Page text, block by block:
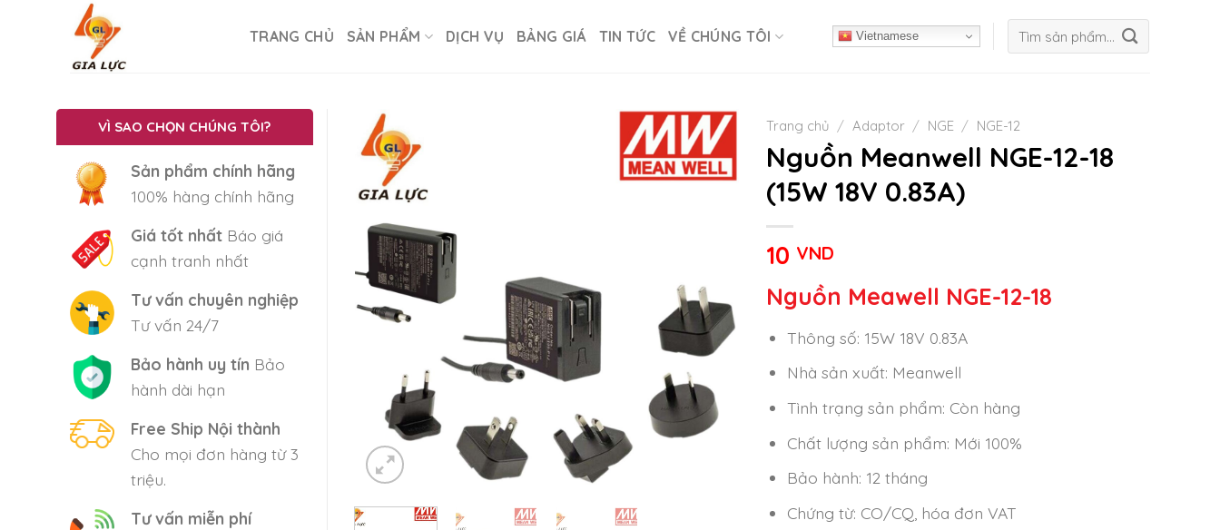
TRANG CHỦ SẢN PHẨM DỊCH VỤ BẢNG GIÁ TIN TỨC VỀ CHÚNG TÔI Vietnamese
kiếm:
VÌ SAO CHỌN CHÚNG TÔI?
Sản phẩm chính hãng
100% hàng chính hãng
Giá tốt nhấtBáo giá
cạnh tranh nhất
Tư vấn chuyên nghiệp
Tư vấn 24/7
Bảo hành uy tín Bảo
hành dài hạn
Free Ship Nội thành
Cho mọi đơn hàng từ 3
triệu.
Tư vấn miễn phí
Trang chủ / Adaptor / NGE / NGE-12
Nguồn Meanwell NGE-12-18
(15W 18V 0.83A)
10 VND
Nguồn Meawell NGE-12-18
Thông số: 15W 18V 0.83A
Nhà sản xuất: Meanwell
Tình trạng sản phẩm: Còn hàng
Chất lượng sản phẩm: Mới 100%
Bảo hành: 12 tháng
Chứng từ: CO/CQ, hóa đơn VAT